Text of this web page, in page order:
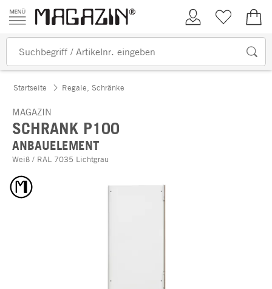
Zum Inhalt springen
Kundenkonto
Merkliste
Startseite Regale, Schränke
MAGAZIN
SCHRANK P100
ANBAUELEMENT
Weiß / RAL 7035 Lichtgrau